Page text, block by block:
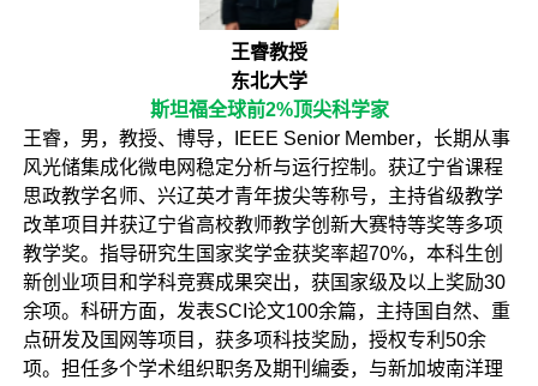
王睿教授
东北大学
斯坦福全球前2%顶尖科学家
王睿，男，教授、博导，IEEE Senior Member，长期从事
风光储集成化微电网稳定分析与运行控制。获辽宁省课程
思政教学名师、兴辽英才青年拔尖等称号，主持省级教学
改革项目并获辽宁省高校教师教学创新大赛特等奖等多项
教学奖。指导研究生国家奖学金获奖率超70%，本科生创
新创业项目和学科竞赛成果突出，获国家级及以上奖励30
余项。科研方面，发表SCI论文100余篇，主持国自然、重
点研发及国网等项目，获多项科技奖励，授权专利50余
项。担任多个学术组织职务及期刊编委，与新加坡南洋理